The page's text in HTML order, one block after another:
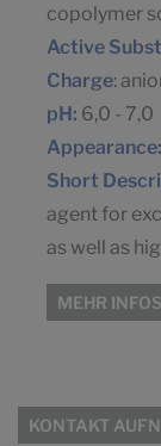
copolymer
Active
Charge:
pH: 6,0 - 7,0
Appearance:
Short
agent for
as well as
MEHR INFOS
KONTAKT